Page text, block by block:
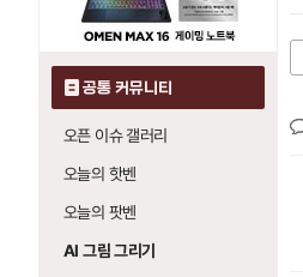
공통 커뮤니티
오픈 이슈 갤러리
오늘의 핫벤
오늘의 팟벤
AI 그림 그리기